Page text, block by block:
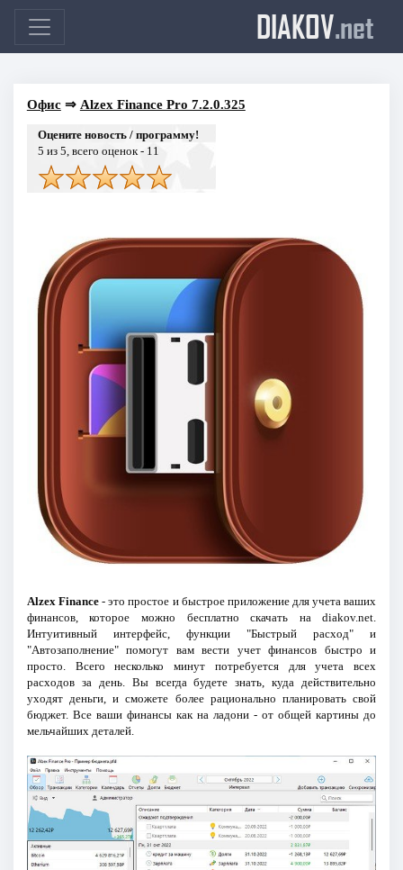
DIAKOV.net
Офис⇒ Alzex Finance Pro 7.2.0.325
Оцените новость / программу!
5 из 5, всего оценок - 11
Alzex Finance- это простое и быстрое приложение для учета ваших
финансов, которое можно бесплатно скачать на diakov.net.
Интуитивный интерфейс, функции "Быстрый расход" и
"Автозаполнение" помогут вам вести учет финансов быстро и
просто. Всего несколько минут потребуется для учета всех
расходов за день. Вы всегда будете знать, куда действительно
уходят деньги, и сможете более рационально планировать свой
бюджет. Все ваши финансы как на ладони - от общей картины до
мельчайших деталей.